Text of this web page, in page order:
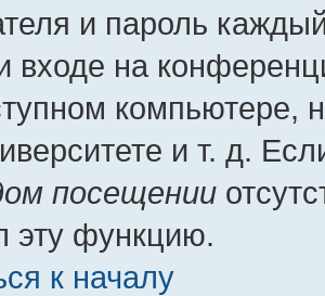
и пароль
входе на
компьютере,
и т. д.
посещении
эту функцию.
к началу